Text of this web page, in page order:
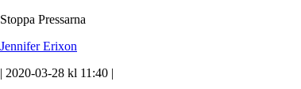
Stoppa Pressarna
Jennifer Erixon
| 2020-03-28 kl 11:40 |